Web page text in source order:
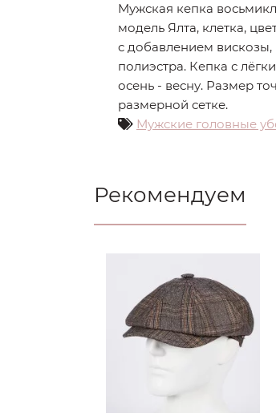
Мужская кепка
модель Ялта, клетка,
с добавлением
полиэстра. Кепка с
осень - весну. Размер
размерной сетке.
Мужские головные
Рекомендуем